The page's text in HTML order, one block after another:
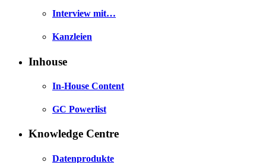
Interview mit…
Kanzleien
Inhouse
In-House Content
GC Powerlist
Knowledge Centre
Datenprodukte